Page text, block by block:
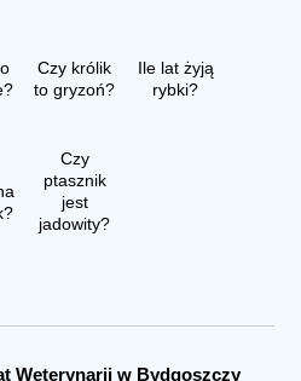
Czy królik
to gryzoń?
Ile lat żyją
rybki?
Czy
ptasznik
jest
jadowity?
Weterynarii w Bydgoszczy